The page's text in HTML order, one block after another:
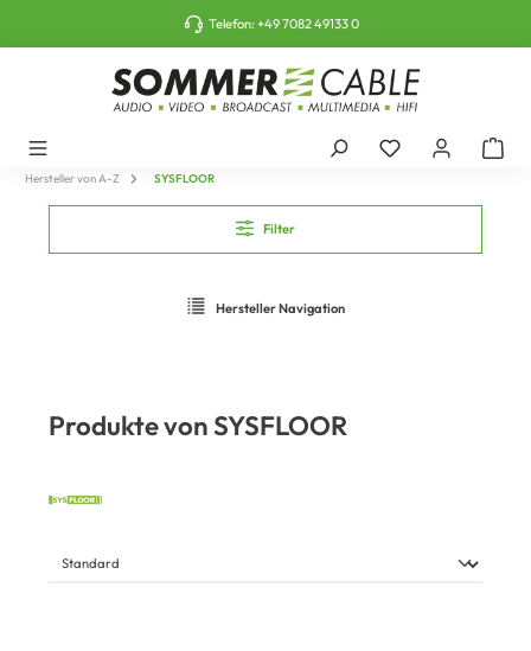
Telefon:+49 7082 49133 0
Hersteller von A-Z SYSFLOOR
Filter
Hersteller Navigation
Produkte von SYSFLOOR